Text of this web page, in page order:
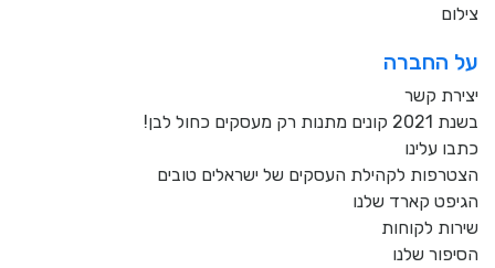
צילום
על החברה
יצירת קשר
בשנת 2021 קונים מתנות רק מעסקים כחול לבן!
כתבו עלינו
הצטרפות לקהילת העסקים של ישראלים טובים
הגיפט קארד שלנו
שירות לקוחות
הסיפור שלנו